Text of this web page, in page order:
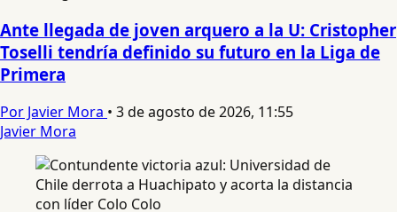
Ante llegada de joven arquero a la U: Cristopher
Toselli tendría definido su futuro en la Liga de
Primera
Por Javier Mora • 3 de agosto de 2026, 11:55
Javier Mora